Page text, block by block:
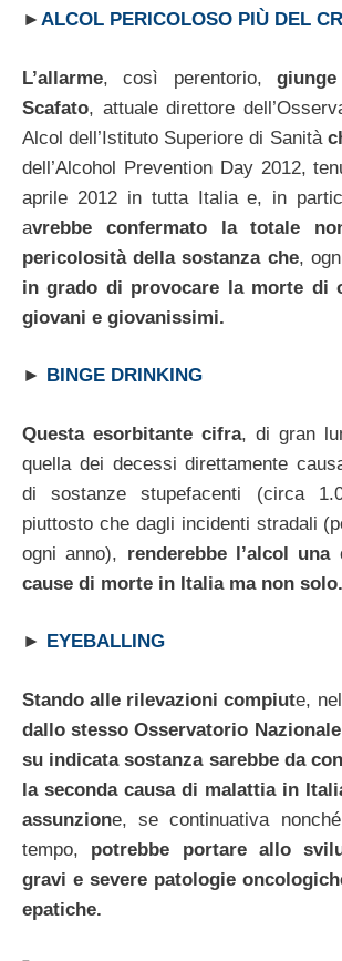
► ALCOL PERICOLOSO PIÙ DEL
L’allarme, così perentorio,
Scafato, attuale direttore
Alcol dell’Istituto Superiore di Sanità
dell’Alcohol Prevention Day 2012,
aprile 2012 in tutta Italia e, in
avrebbe confermato la totale
pericolosità della sostanza che,
in grado di provocare la morte di
giovani e giovanissimi.
► BINGE DRINKING
Questa esorbitante cifra, di gran
quella dei decessi direttamente
di sostanze stupefacenti (circa
piuttosto che dagli incidenti stradali
ogni anno), renderebbe l’alcol
cause di morte in Italia ma non solo.
► EYEBALLING
Stando alle rilevazioni compiute,
dallo stesso Osservatorio
su indicata sostanza sarebbe da
la seconda causa di malattia in
assunzione, se continuativa
tempo, potrebbe portare allo
gravi e severe patologie
epatiche.